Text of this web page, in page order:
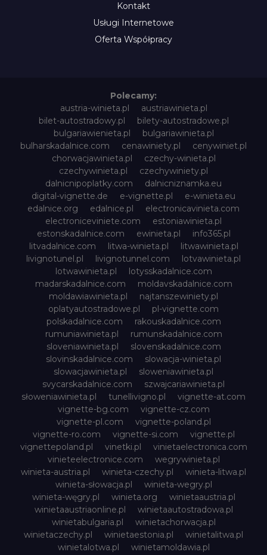
Kontakt
Usługi Internetowe
Oferta Współpracy
Polecamy:
austria-winieta.pl
austriawinieta.pl
bilet-autostradowy.pl
bilety-autostradowe.pl
bulgariawienieta.pl
bulgariawinieta.pl
bulharskadalnice.com
cenawiniety.pl
cenywiniet.pl
chorwacjawinieta.pl
czechy-winieta.pl
czechywinieta.pl
czechywiniety.pl
dalnicnipoplatky.com
dalnicniznamka.eu
digital-vignette.de
e-vignette.pl
e-winieta.eu
edalnice.org
edalnice.pl
electronicavinieta.com
electroniceviniete.com
estoniawinieta.pl
estonskadalnice.com
ewinieta.pl
info365.pl
litvadalnice.com
litwa-winieta.pl
litwawinieta.pl
livignotunel.pl
livignotunnel.com
lotvawinieta.pl
lotwawinieta.pl
lotysskadalnice.com
madarskadalnice.com
moldavskadalnice.com
moldawiawinieta.pl
najtanszewiniety.pl
oplatyautostradowe.pl
pl-vignette.com
polskadalnice.com
rakouskadalnice.com
rumuniawinieta.pl
rumunskadalnice.com
sloveniawinieta.pl
slovenskadalnice.com
slovinskadalnice.com
slowacja-winieta.pl
slowacjawinieta.pl
sloweniawinieta.pl
svycarskadalnice.com
szwajcariawinieta.pl
słoweniawinieta.pl
tunellivigno.pl
vignette-at.com
vignette-bg.com
vignette-cz.com
vignette-pl.com
vignette-poland.pl
vignette-ro.com
vignette-si.com
vignette.pl
vignettepoland.pl
vinetki.pl
vinietaelectronica.com
vinieteelectronice.com
wegrywinieta.pl
winieta-austria.pl
winieta-czechy.pl
winieta-litwa.pl
winieta-słowacja.pl
winieta-wegry.pl
winieta-węgry.pl
winieta.org
winietaaustria.pl
winietaaustriaonline.pl
winietaautostradowa.pl
winietabulgaria.pl
winietachorwacja.pl
winietaczechy.pl
winietaestonia.pl
winietalitwa.pl
winietalotwa.pl
winietamoldawia.pl